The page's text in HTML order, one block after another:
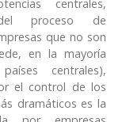
centrales,
proceso de
que no son
en la mayoría
centrales),
el control de los
dramáticos es la